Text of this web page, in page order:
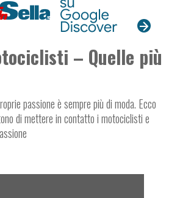
– Quelle più
passione è sempre più di moda. Ecco
di mettere in contatto i motociclisti e